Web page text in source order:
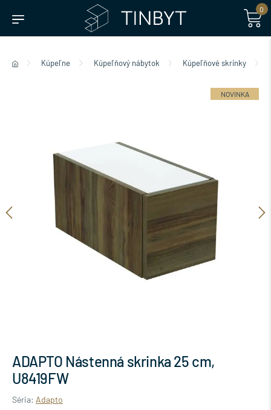
0
Kúpeľne Kúpeľňový nábytok Kúpeľňové skrinky
ADAPTO Nástenná skrinka 25 cm,
U8419FW
Séria: Adapto
NOVINKA